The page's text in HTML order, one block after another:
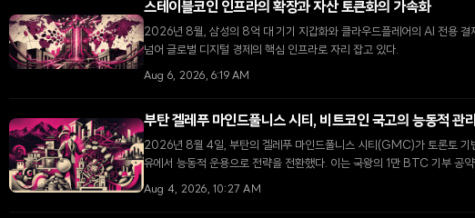
스테이블코인 인프라의 확장과 자산 토큰화의 가속화
2026년 8월, 삼성의 8억 대 기기 지갑화와 클라우드플레어의 AI 전용 결
넘어 글로벌 디지털 경제의 핵심 인프라로 자리 잡고 있다.
Aug 6, 2026, 6:19 AM
부탄 겔레푸 마인드풀니스 시티, 비트코인 국고의 능동적 관
2026년 8월 4일, 부탄의 겔레푸 마인드풀니스 시티(GMC)가 토론토 기
유에서 능동적 운용으로 전략을 전환했다. 이는 국왕의 1만 BTC 기부 공
성하기 위한 핵심 단계다.
Aug 4, 2026, 10:27 AM